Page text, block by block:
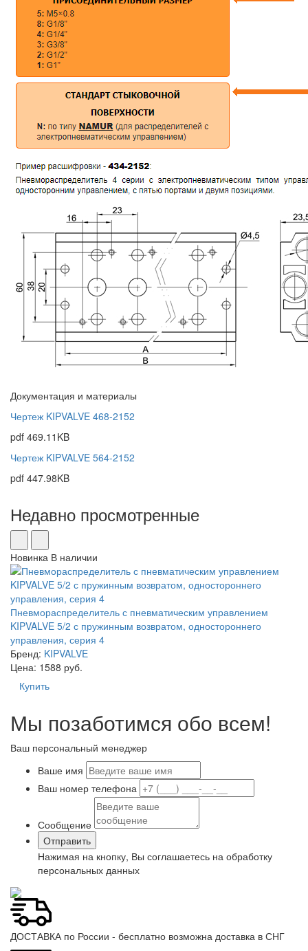
Документация и материалы
Чертеж KIPVALVE 468-2152
pdf 469.11KB
Чертеж KIPVALVE 564-2152
pdf 447.98KB
Недавно просмотренные
Новинка В наличии
Пневмораспределитель с пневматическим управлением
KIPVALVE 5/2 с пружинным возвратом, одностороннего
управления, серия 4
Бренд: KIPVALVE
Цена: 1588 руб.
Купить
Мы позаботимся обо всем!
Ваш персональный менеджер
Ваше имя
Ваш номер телефона
Сообщение
Нажимая на кнопку, Вы соглашаетесь на обработку
персональных данных
ДОСТАВКА по России - бесплатно возможна доставка в СНГ